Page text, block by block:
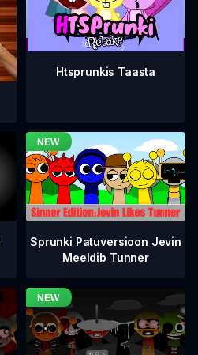
Htsprunkis Taasta
Sprunki Patuversioon Jevin
Meeldib Tunner